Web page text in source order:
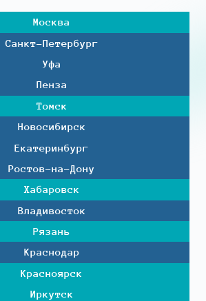
Москва
Санкт-Петербург
Уфа
Пенза
Томск
Новосибирск
Екатеринбург
Ростов-на-Дону
Хабаровск
Владивосток
Рязань
Краснодар
Красноярск
Иркутск